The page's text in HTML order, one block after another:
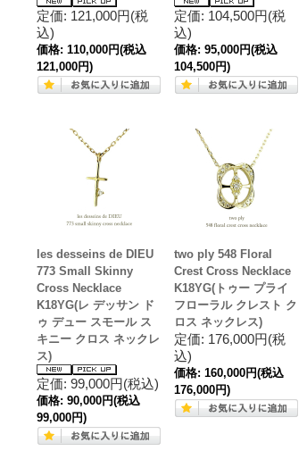
定価: 121,000円(税
込)
価格: 110,000円(税込
121,000円)
定価: 104,500円(税
込)
価格: 95,000円(税込
104,500円)
les desseins de DIEU
773 Small Skinny
Cross Necklace
K18YG(レ デッサン ド
ゥ デュー スモール ス
キニー クロス ネックレ
ス)
定価: 99,000円(税込)
価格: 90,000円(税込
99,000円)
two ply 548 Floral
Crest Cross Necklace
K18YG(トゥー プライ
フローラル クレスト ク
ロス ネックレス)
定価: 176,000円(税
込)
価格: 160,000円(税込
176,000円)